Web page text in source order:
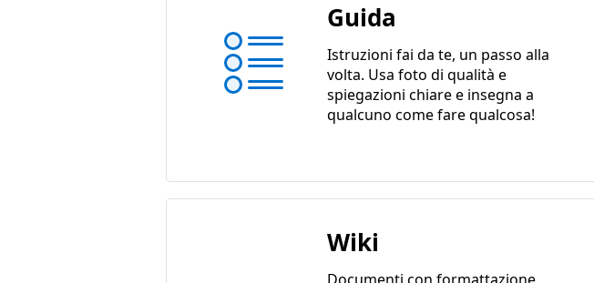
Guida
Istruzioni fai da te, un passo alla
volta. Usa foto di qualità e
spiegazioni chiare e insegna a
qualcuno come fare qualcosa!
Wiki